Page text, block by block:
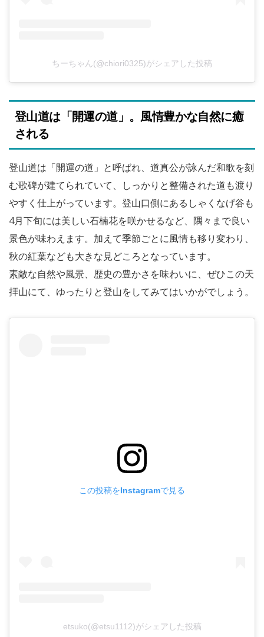
ちーちゃん(@chiori0325)がシェアした投稿
登山道は「開運の道」。風情豊かな自然に癒
される
登山道は「開運の道」と呼ばれ、道真公が詠んだ和歌を刻
む歌碑が建てられていて、しっかりと整備された道も渡り
やすく仕上がっています。登山口側にあるしゃくなげ谷も
4月下旬には美しい石楠花を咲かせるなど、隅々まで良い
景色が味わえます。加えて季節ごとに風情も移り変わり、
秋の紅葉なども大きな見どころとなっています。
素敵な自然や風景、歴史の豊かさを味わいに、ぜひこの天
拝山にて、ゆったりと登山をしてみてはいかがでしょう。
この投稿をInstagramで見る
etsuko(@etsu1112)がシェアした投稿